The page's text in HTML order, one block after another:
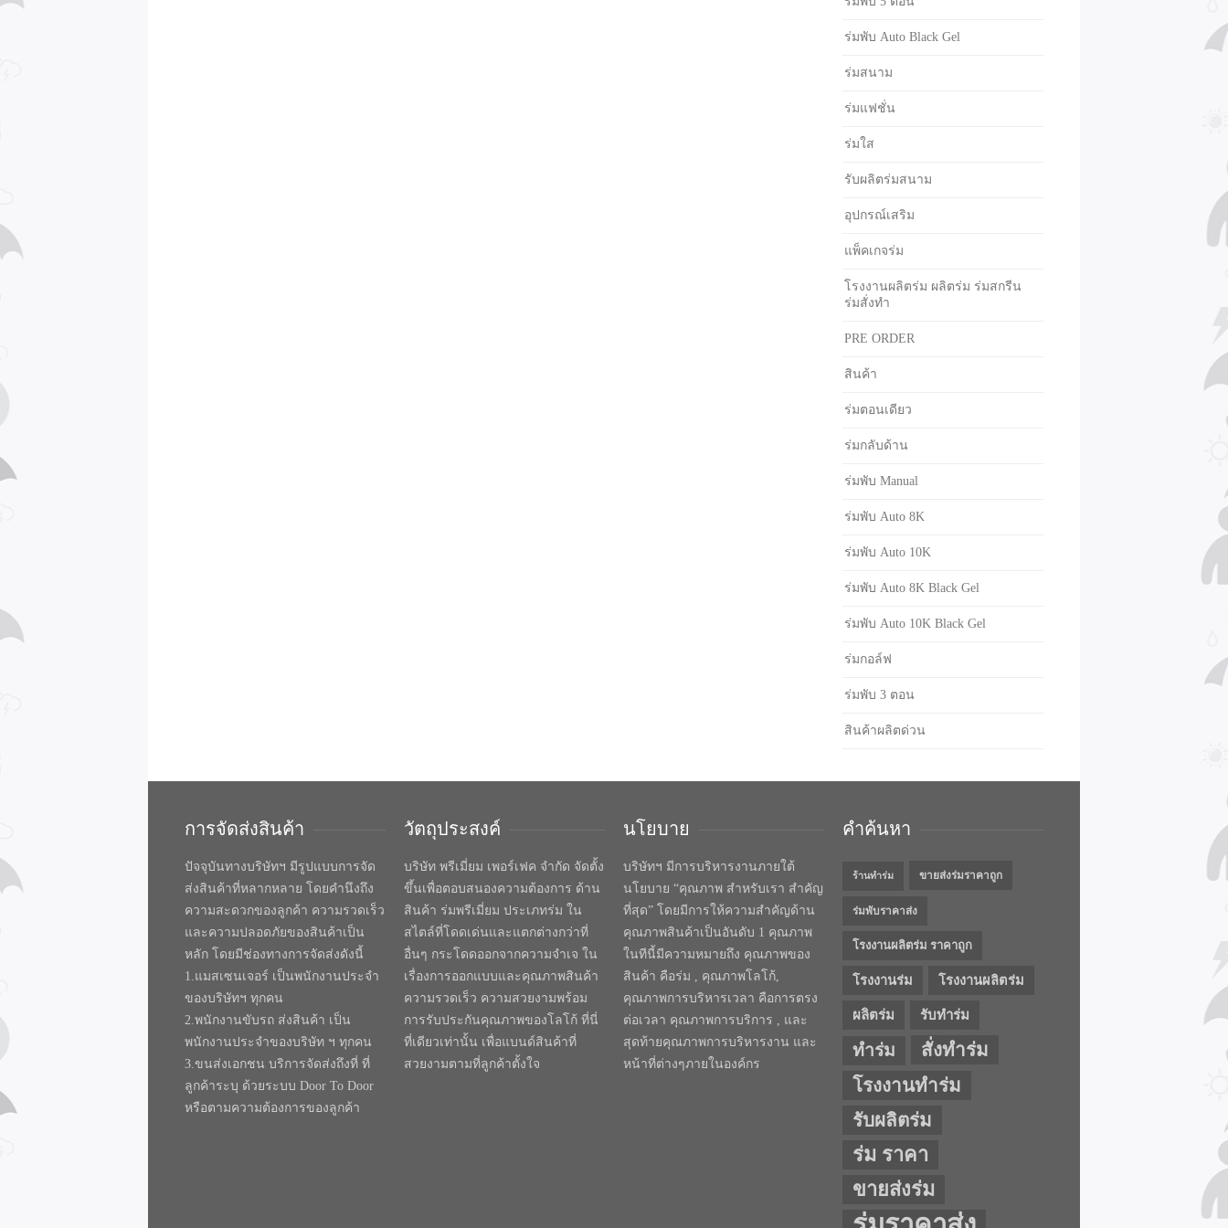
ร่มพับ Auto Black Gel
ร่มสนาม
ร่มแฟชั่น
ร่มใส
รับผลิตร่มสนาม
อุปกรณ์เสริม
แพ็คเกจร่ม
โรงงานผลิตร่ม ผลิตร่ม ร่มสกรีน
ร่มสั่งทำ
PRE ORDER
สินค้า
ร่มตอนเดียว
ร่มกลับด้าน
ร่มพับ Manual
ร่มพับ Auto 8K
ร่มพับ Auto 10K
ร่มพับ Auto 8K Black Gel
ร่มพับ Auto 10K Black Gel
ร่มกอล์ฟ
ร่มพับ 3 ตอน
สินค้าผลิตด่วน
การจัดส่งสินค้า
ปัจจุบันทางบริษัทฯ มีรูปแบบการจัด
ส่งสินค้าที่หลากหลาย โดยคำนึงถึง
ความสะดวกของลูกค้า ความรวดเร็ว
และความปลอดภัยของสินค้าเป็น
หลัก โดยมีช่องทางการจัดส่งดังนี้
1.แมสเซนเจอร์ เป็นพนักงานประจำ
ของบริษัทฯ ทุกคน
2.พนักงานขับรถ ส่งสินค้า เป็น
พนักงานประจำของบริษัท ฯ ทุกคน
3.ขนส่งเอกชน บริการจัดส่งถึงที่ ที่
ลูกค้าระบุ ด้วยระบบ Door To Door
หรือตามความต้องการของลูกค้า
วัตถุประสงค์
บริษัท พรีเมี่ยม เพอร์เฟค จำกัด จัดตั้ง
ขึ้นเพื่อตอบสนองความต้องการ ด้าน
สินค้า ร่มพรีเมี่ยม ประเภทร่ม ใน
สไตล์ที่โดดเด่นและแตกต่างกว่าที่
อื่นๆ กระโดดออกจากความจำเจ ใน
เรื่องการออกแบบและคุณภาพสินค้า
ความรวดเร็ว ความสวยงามพร้อม
การรับประกันคุณภาพของโลโก้ ที่นี่
ที่เดียวเท่านั้น เพื่อแบนด์สินค้าที่
สวยงามตามที่ลูกค้าตั้งใจ
นโยบาย
บริษัทฯ มีการบริหารงานภายใต้
นโยบาย “คุณภาพ สำหรับเรา สำคัญ
ที่สุด” โดยมีการให้ความสำคัญด้าน
คุณภาพสินค้าเป็นอันดับ 1 คุณภาพ
ในทีนี้มีความหมายถึง คุณภาพของ
สินค้า คือร่ม , คุณภาพโลโก้,
คุณภาพการบริหารเวลา คือการตรง
ต่อเวลา คุณภาพการบริการ , และ
สุดท้ายคุณภาพการบริหารงาน และ
หน้าที่ต่างๆภายในองค์กร
คำค้นหา
ร้านทำร่ม ขายส่งร่มราคาถูก
ร่มพับราคาส่ง
โรงงานผลิตร่ม ราคาถูก
โรงงานร่ม โรงงานผลิตร่ม
ผลิตร่ม รับทำร่ม
ทำร่ม
สั่งทำร่ม
โรงงานทำร่ม
รับผลิตร่ม
ร่ม ราคา
ขายส่งร่ม